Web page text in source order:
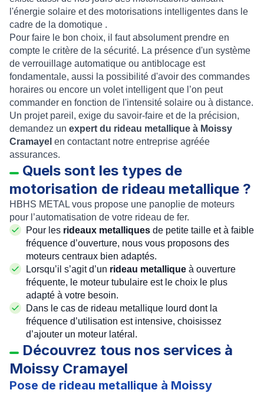
l'énergie solaire et des motorisations intelligentes dans le
cadre de la domotique .
Pour faire le bon choix, il faut absolument prendre en
compte le critère de la sécurité. La présence d'un système
de verrouillage automatique ou antiblocage est
fondamentale, aussi la possibilité d'avoir des commandes
horaires ou encore un volet intelligent que l’on peut
commander en fonction de l'intensité solaire ou à distance.
Un projet pareil, exige du savoir-faire et de la précision,
demandez un expert du rideau metallique à Moissy
Cramayel en contactant notre entreprise agréée
assurances.
Quels sont les types de
motorisation de rideau metallique ?
HBHS METAL vous propose une panoplie de moteurs
pour l’automatisation de votre rideau de fer.
Pour les rideaux metalliques de petite taille et à faible
fréquence d’ouverture, nous vous proposons des
moteurs centraux bien adaptés.
Lorsqu’il s’agit d’un rideau metallique à ouverture
fréquente, le moteur tubulaire est le choix le plus
adapté à votre besoin.
Dans le cas de rideau metallique lourd dont la
fréquence d’utilisation est intensive, choisissez
d’ajouter un moteur latéral .
Découvrez tous nos services à
Moissy Cramayel
Pose de rideau metallique à Moissy